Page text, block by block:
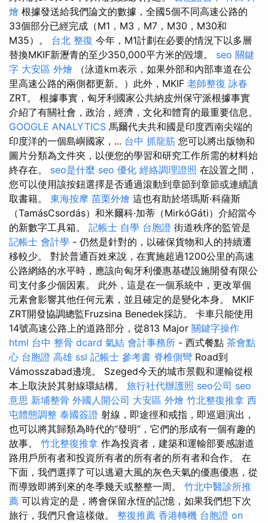
燴 根據發送給我們論文的數據，全國5個不同高速公路的
33個部分已經完成（M1，M3，M7，M30，M30和
M35）。 台北 整復 今年，M1計劃在必要的情況下以多層
替換MKIF新瀝青的至少350,000平方米的毀壞。 seo 關鍵
字 大安區 外燴 （泳道km表示，如果外部和內部車道在公
里高速公路的兩側都更新。）此外，MKIF 老師整復 詠春
ZRT。 根據事實，匈牙利國家公共納皮州保守派根據事實
介紹了有關社會，政治，經濟，文化和體育的最重要信息。
GOOGLE ANALYTICS 馬爾代夫共和國是印度西南尖端的
印度洋的一個島嶼國家，... 台中 抓龍筋 您可以將出版物和
圖片分類為文件夾，以便您的學習和研究工作所需的材料始
終存在。 seo是什麼 seo 優化 經絡調理證照 在設置之間，
您可以使用該按鈕選擇是否通過滾動到章節到章節或連續讀
取書籍。 東海按摩 苗栗外燴 這也有助於塔瑪斯·科薩斯
（TamásCsordás）和米爾科·加蒂（MirkóGáti）介紹當今
的新數字工具箱。 記帳士 自學 台胞證 街道秩序的監管是
記帳士 會計學 - 仍然是針對的，以確保貨物和人的持續遷
移較少。 對於普通百姓來說，在實施超過1200公里的高速
公路網絡的水平時，應該向匈牙利優惠基礎設施開發有限公
司支付多少個因素。 此外，這是在一個系統中，更改單個
元素會影響其他任何元素，並且確定的是變化本身。 MKIF
ZRT開發協調總監Fruzsina Benedek採訪。 卡車只能使用
14號高速公路上的道路部分，從813 Major 關鍵字操作
html 台中 整骨 dcard 氣結 會計事務所 - 西式餐點 茶會點
心 台胞證 高雄 ssl 記帳士 參考書 脊椎側彎 Road到
Vámosszabad邊境。 Szeged今天的城市景觀和運輸從根
本上取決於其射線環結構。 旅行社代辦護照 seo公司 seo
意思 新埔整骨 外國人開公司 大安區 外燴 竹北整復推拿 西
屯體態調整 泰國簽證 射線，即途徑和戒指，即巡迴演出，
也可以將其歸類為時代的“發明”，它們的形成有一個有趣的
故事。 竹北整復推拿 作為投資者，建築和運輸部要感謝道
路用戶所有者和投資所有者的所有者的所有者和合作。 在
下面，我們選擇了可以逃避大風的灰色天氣的優惠優惠，從
而導致即將到來的冬季幾天或整整一周。 竹北中醫診所推
薦 可以肯定的是，將會保留永恆的記憶，如果我們想下次
旅行，我們只會這樣做。 整復推薦 香港轉機 台胞證 on